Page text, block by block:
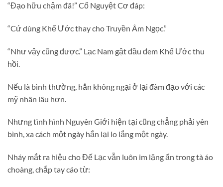
“Đạo hữu chậm đã!” Cổ Nguyệt Cơ đáp:
“Cứ dùng Khế Ước thay cho Truyền Âm Ngọc.”
“Như vậy cũng được.” Lạc Nam gật đầu đem Khế Ước thu
hồi.
Nếu là bình thường, hắn không ngại ở lại đàm đạo với các
mỹ nhân lâu hơn.
Nhưng tình hình Nguyên Giới hiện tại cũng chẳng phải yên
bình, xa cách một ngày hắn lại lo lắng một ngày.
Nháy mắt ra hiệu cho Đế Lạc vẫn luôn im lặng ẩn trong tà áo
choàng, chắp tay cáo từ: